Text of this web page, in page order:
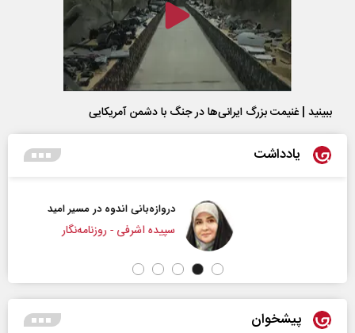
ببینید | غنیمت بزرگ ایرانی‌ها در جنگ با دشمن آمریکایی
یادداشت
دروازه‌بانی اندوه در مسیر امید
سپیده اشرفی - روزنامه‌نگار
پیشخوان